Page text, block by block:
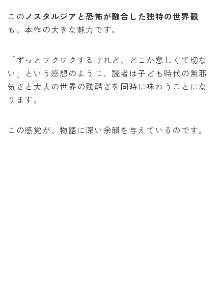
この ノスタルジアと恐怖が融合した独特の世界観
も、本作の大きな魅力です。
「ずっとワクワクするけれど、どこか悲しくて切な
い」という感想のように、読者は子ども時代の無邪
気さと大人の世界の残酷さを同時に味わうことにな
ります。
この感覚が、物語に深い余韻を与えているのです。